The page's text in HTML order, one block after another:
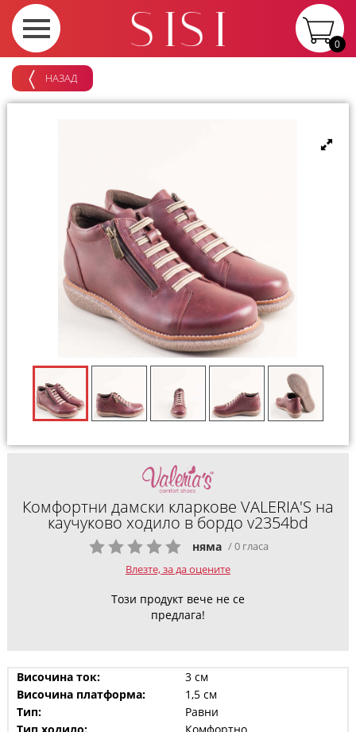
0
НАЗАД
Комфортни дамски кларкове VALERIA'S на
каучуково ходило в бордо v2354bd
няма / 0 гласа
Влезте, за да оцените
Този продукт вече не се
предлага!
Височина ток:
3 см
Височина платформа:
1,5 см
Тип:
Равни
Тип ходило:
Комфортно